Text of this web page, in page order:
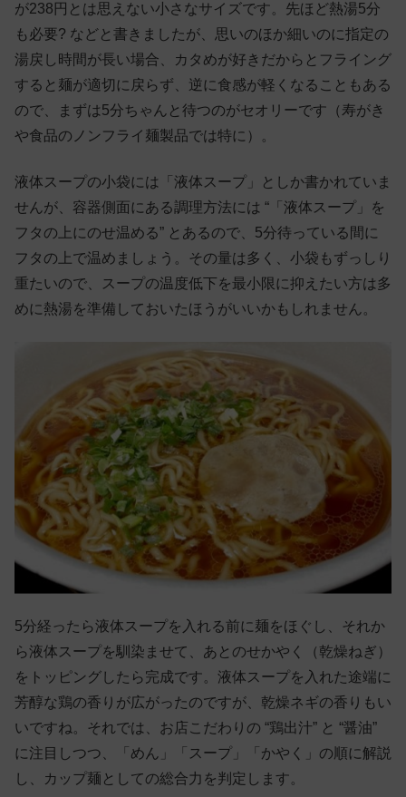
が238円とは思えない小さなサイズです。先ほど熱湯5分
も必要? などと書きましたが、思いのほか細いのに指定の
湯戻し時間が長い場合、カタめが好きだからとフライング
すると麺が適切に戻らず、逆に食感が軽くなることもある
ので、まずは5分ちゃんと待つのがセオリーです（寿がき
や食品のノンフライ麺製品では特に）。
液体スープの小袋には「液体スープ」としか書かれていま
せんが、容器側面にある調理方法には “「液体スープ」を
フタの上にのせ温める” とあるので、5分待っている間に
フタの上で温めましょう。その量は多く、小袋もずっしり
重たいので、スープの温度低下を最小限に抑えたい方は多
めに熱湯を準備しておいたほうがいいかもしれません。
5分経ったら液体スープを入れる前に麺をほぐし、それか
ら液体スープを馴染ませて、あとのせかやく（乾燥ねぎ）
をトッピングしたら完成です。液体スープを入れた途端に
芳醇な鶏の香りが広がったのですが、乾燥ネギの香りもい
いですね。それでは、お店こだわりの “鶏出汁” と “醤油”
に注目しつつ、「めん」「スープ」「かやく」の順に解説
し、カップ麺としての総合力を判定します。